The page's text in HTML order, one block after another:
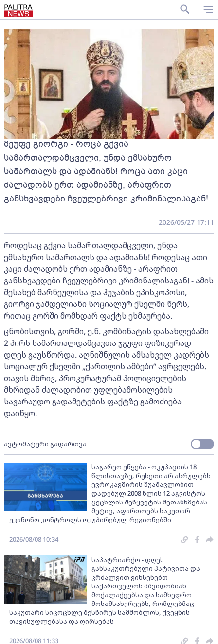
მეუფე გიორგი - როცა გქვია
სამართალდამცველი, უნდა ემსახურო
სამართალს და ადამიანს! როცა ათი კაცი
ძალადობს ერთ ადამიანზე, არაფრით
განსხვავდები ჩვეულებრივი კრიმინალისაგან!
2026/05/27 17:11
როდესაც გქვია სამართალდამცველი, უნდა
ემსახურო სამართალს და ადამიანს! როდესაც ათი
კაცი ძალადობს ერთ ადამიანზე - არაფრით
განსხვავდები ჩვეულებრივი კრიმინალისაგან! - ამის
შესახებ მარნეულისა და ჰუჯაბის ეპისკოპოსი,
გიორგი ჯამდელიანი სოციალურ ქსელში წერს,
რითაც გორში მომხდარ ფაქტს ეხმაურება.
ცნობისთვის, გორში, ე.წ. კომბინატის დასახლებაში
2 პირს სამართალდამცავთა ჯგუფი ფიზიკურად
დღეს გაუსწორდა. აღნიშნულის ამსახველ კადრებს
სოციალურ ქსელში „ქართლის ამბები“ ავრცელებს.
თავის მხრივ, პროკურატურამ პოლიციელების
მხრიდან ძალადობით უფლებამოსილების
სავარაუდო გადამეტების ფაქტზე გამოძიება
დაიწყო.
ავტომატური გადართვა
საგარეო უწყება - ოკუპაციის 18
წლისთავზე, რუსეთი არ ასრულებს
ევროკავშირის შუამავლობით
დადებულ 2008 წლის 12 აგვისტოს
ცეცხლის შეწყვეტის შეთანხმებას -
მეტიც, აფართოებს საკუთარ
უკანონო კონტროლს ოკუპირებულ რეგიონებში
2026/08/08 10:34
საპატრიარქო - დღეს
განსაკუთრებული პატივითა და
კრძალვით ვიხსენებთ
საქართველოს მშვიდობიან
მოქალაქეებსა და სამხედრო
მოსამსახურეებს, რომლებმაც
საკუთარი სიცოცხლე შესწირეს სამშობლოს, ქვეყნის
თავისუფლებასა და ღირსებას
2026/08/08 11:33